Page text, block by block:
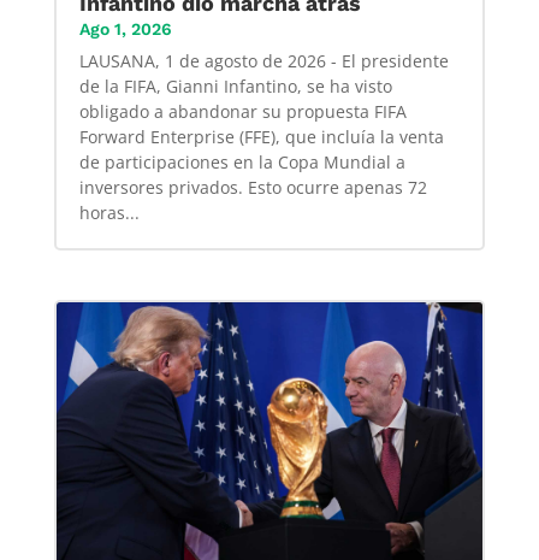
Ago 1, 2026
LAUSANA, 1 de agosto de 2026 - El presidente
de la FIFA, Gianni Infantino, se ha visto
obligado a abandonar su propuesta FIFA
Forward Enterprise (FFE), que incluía la venta
de participaciones en la Copa Mundial a
inversores privados. Esto ocurre apenas 72
horas...